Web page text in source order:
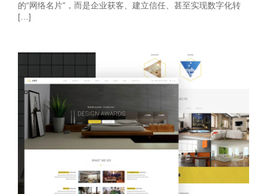
的“网络名片”，而是企业获客、建立信任、甚至实现数字化转
[…]